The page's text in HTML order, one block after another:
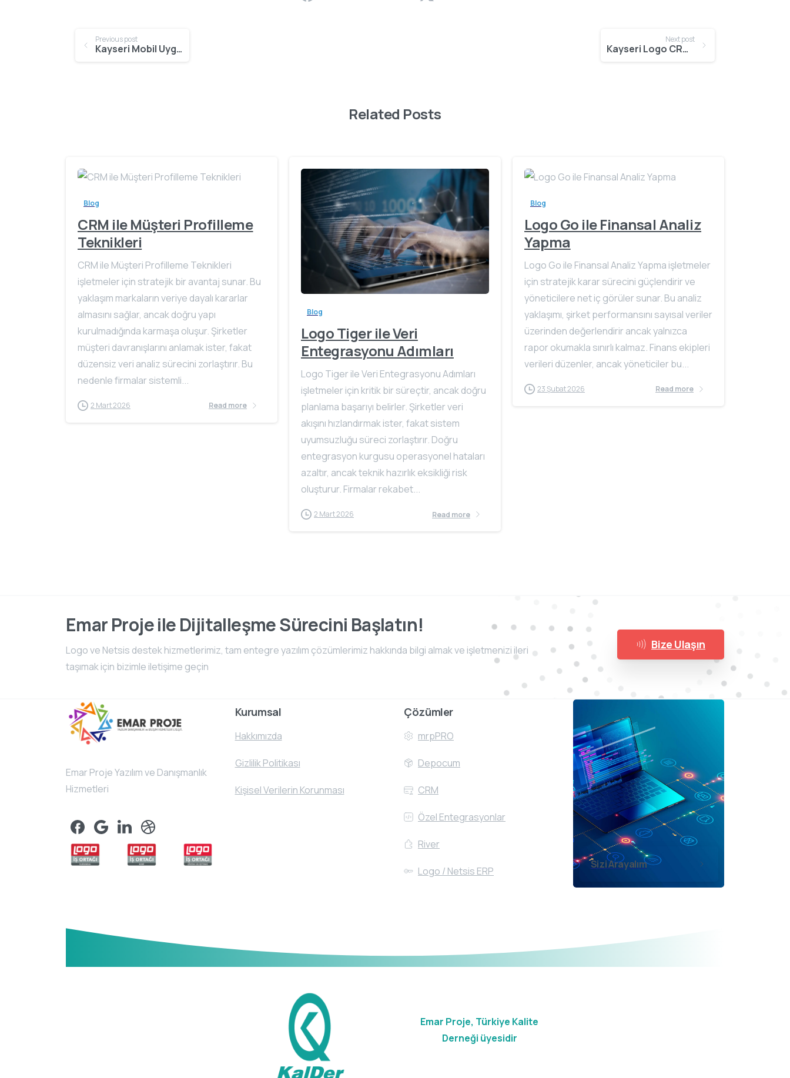
Continue
Previous post
Kayseri Mobil Uygulama Yazılımları
Next post
Kayseri Logo CRM Hizmetleri
Related Posts
Blog
CRM ile Müşteri Profilleme
Teknikleri
CRM ile Müşteri Profilleme Teknikleri
işletmeler için stratejik bir avantaj sunar. Bu
yaklaşım markaların veriye dayalı kararlar
almasını sağlar, ancak doğru yapı
kurulmadığında karmaşa oluşur. Şirketler
müşteri davranışlarını anlamak ister, fakat
düzensiz veri analiz sürecini zorlaştırır. Bu
nedenle firmalar sistemli...
2 Mart 2026 Read more
Blog
Logo Tiger ile Veri
Entegrasyonu Adımları
Logo Tiger ile Veri Entegrasyonu Adımları
işletmeler için kritik bir süreçtir, ancak doğru
planlama başarıyı belirler. Şirketler veri
akışını hızlandırmak ister, fakat sistem
uyumsuzluğu süreci zorlaştırır. Doğru
entegrasyon kurgusu operasyonel hataları
azaltır, ancak teknik hazırlık eksikliği risk
oluşturur. Firmalar rekabet...
2 Mart 2026 Read more
Blog
Logo Go ile Finansal Analiz
Yapma
Logo Go ile Finansal Analiz Yapma işletmeler
için stratejik karar sürecini güçlendirir ve
yöneticilere net iç görüler sunar. Bu analiz
yaklaşımı, şirket performansını sayısal veriler
üzerinden değerlendirir ancak yalnızca
rapor okumakla sınırlı kalmaz. Finans ekipleri
verileri düzenler, ancak yöneticiler bu...
23 Şubat 2026 Read more
Emar Proje ile Dijitalleşme Sürecini Başlatın!
Logo ve Netsis destek hizmetlerimiz, tam entegre yazılım çözümlerimiz hakkında bilgi almak ve işletmenizi ileri
taşımak için bizimle iletişime geçin
Bize Ulaşın
Emar Proje Yazılım ve Danışmanlık
Hizmetleri
Kurumsal
Hakkımızda
Gizlilik Politikası
Kişisel Verilerin Korunması
Çözümler
mrpPRO
Depocum
CRM
Özel Entegrasyonlar
River
Logo / Netsis ERP
Sizi Arayalım
Emar Proje, Türkiye Kalite
Derneği üyesidir